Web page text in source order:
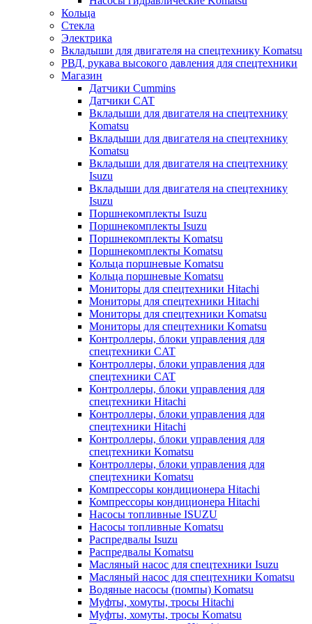
Кольца
Стекла
Электрика
Вкладыши для двигателя на спецтехнику Komatsu
РВД, рукава высокого давления для спецтехники
Магазин
Датчики Cummins
Датчики CAT
Вкладыши для двигателя на спецтехнику
Komatsu
Вкладыши для двигателя на спецтехнику
Komatsu
Вкладыши для двигателя на спецтехнику
Isuzu
Вкладыши для двигателя на спецтехнику
Isuzu
Поршнекомплекты Isuzu
Поршнекомплекты Isuzu
Поршнекомплекты Komatsu
Поршнекомплекты Komatsu
Кольца поршневые Komatsu
Кольца поршневые Komatsu
Мониторы для спецтехники Hitachi
Мониторы для спецтехники Hitachi
Мониторы для спецтехники Komatsu
Мониторы для спецтехники Komatsu
Контроллеры, блоки управления для
спецтехники CAT
Контроллеры, блоки управления для
спецтехники CAT
Контроллеры, блоки управления для
спецтехники Hitachi
Контроллеры, блоки управления для
спецтехники Hitachi
Контроллеры, блоки управления для
спецтехники Komatsu
Контроллеры, блоки управления для
спецтехники Komatsu
Компрессоры кондиционера Hitachi
Компрессоры кондиционера Hitachi
Насосы топливные ISUZU
Насосы топливные Komatsu
Распредвалы Isuzu
Распредвалы Komatsu
Масляный насос для спецтехники Isuzu
Масляный насос для спецтехники Komatsu
Водяные насосы (помпы) Komatsu
Муфты, хомуты, тросы Hitachi
Муфты, хомуты, тросы Komatsu